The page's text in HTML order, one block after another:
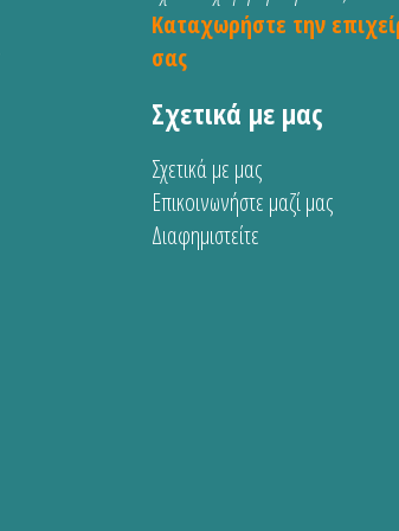
Καταχωρήστε την
σας
Σχετικά με μας
Σχετικά με μας
Επικοινωνήστε μαζί μας
Διαφημιστείτε